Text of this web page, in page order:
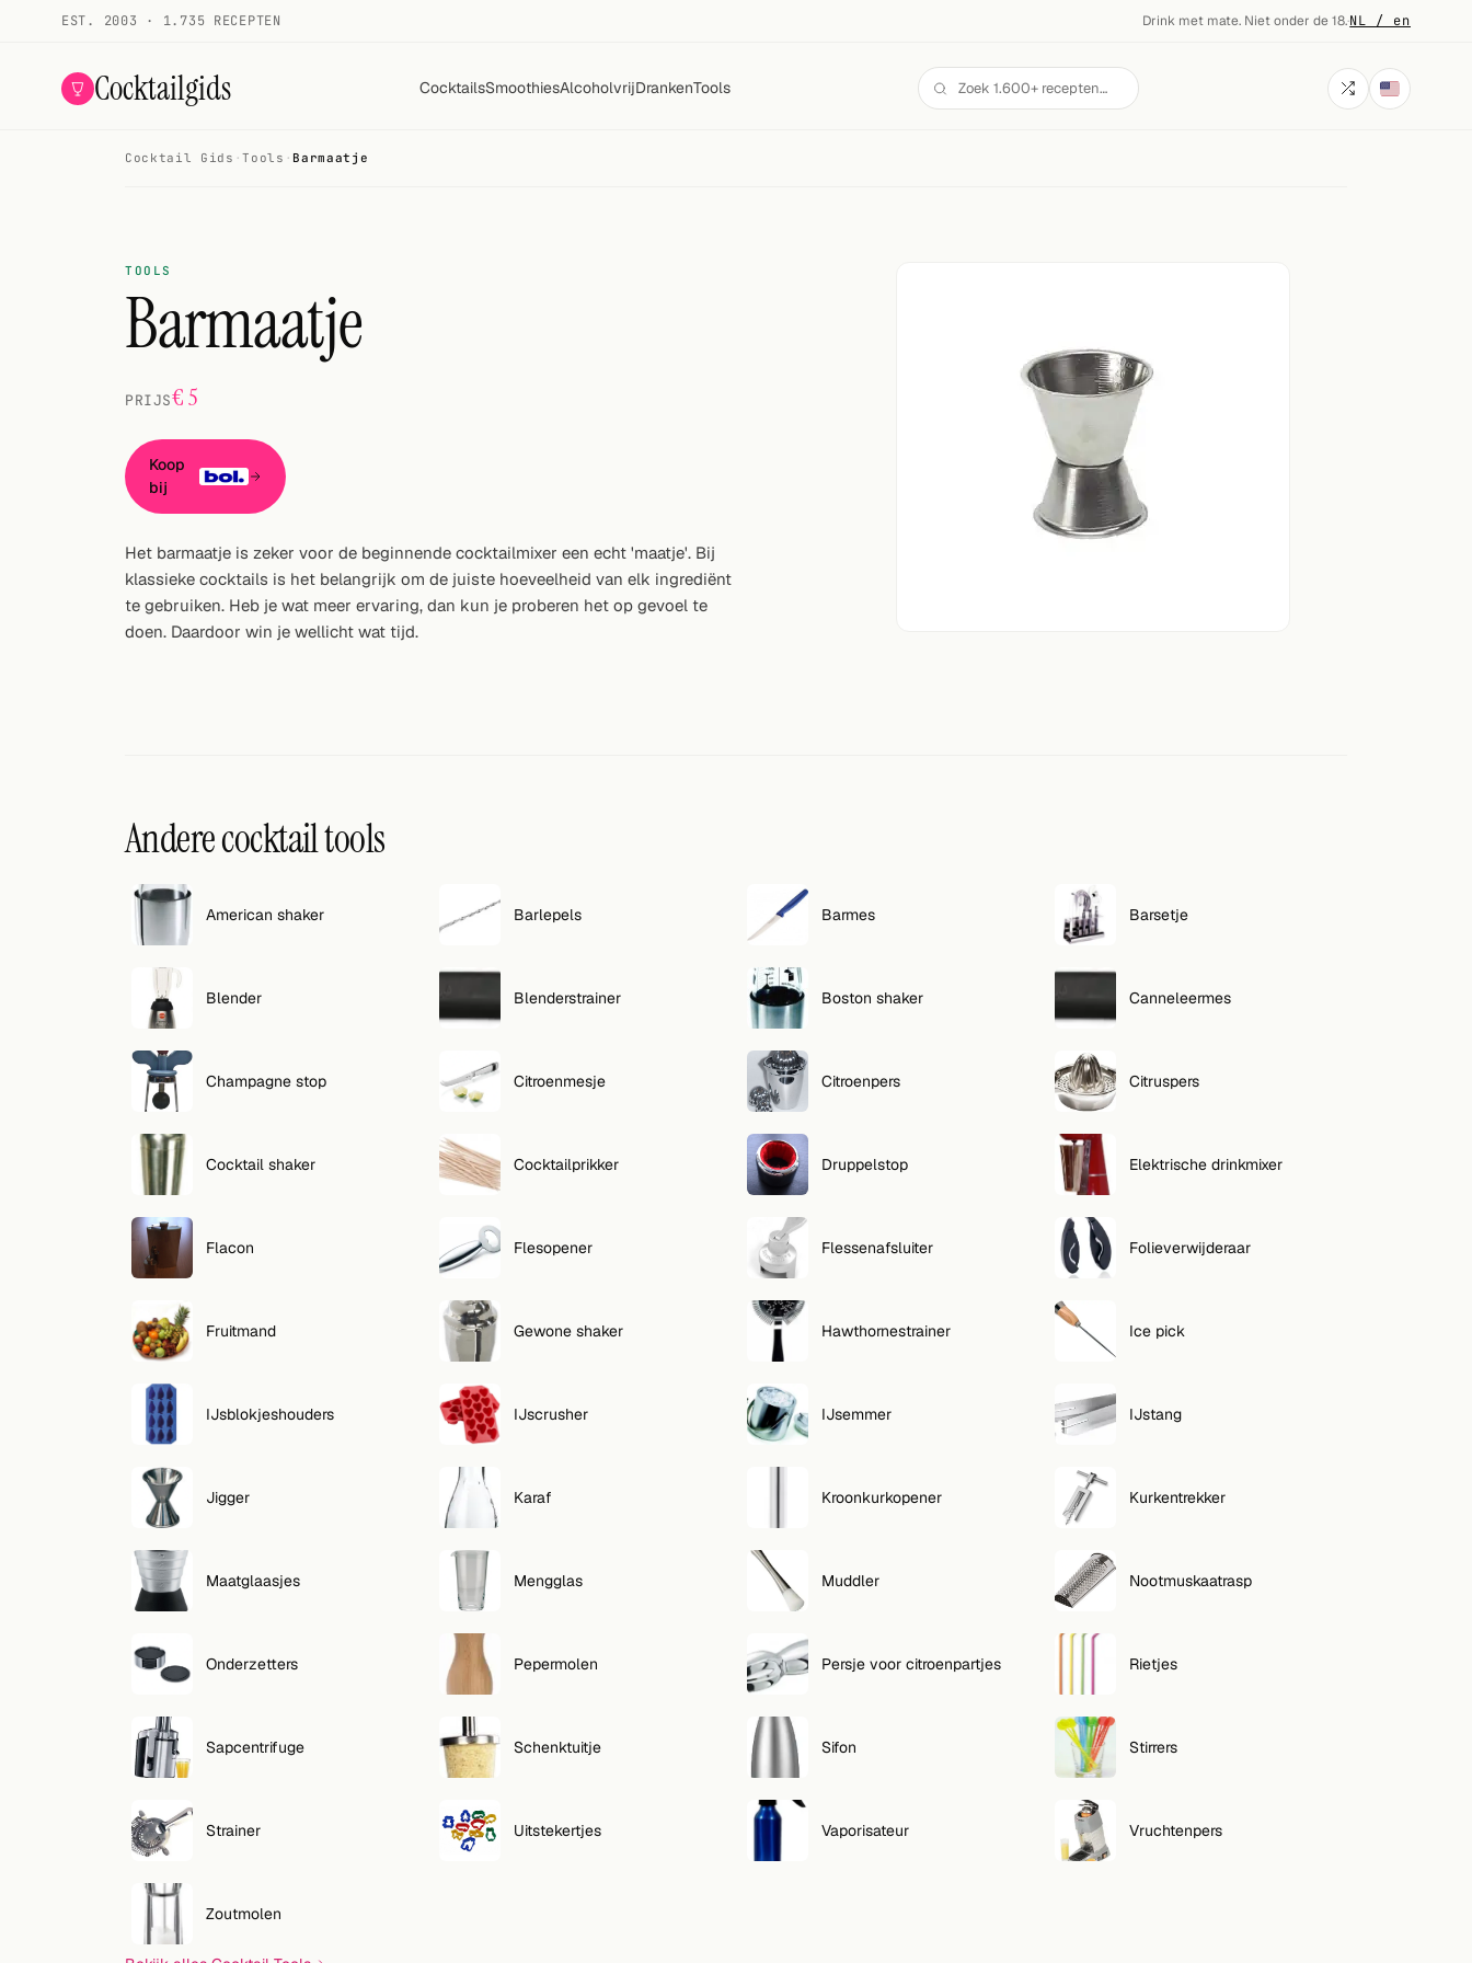
EST. 2003 · 1.735 RECEPTEN Drink met mate. Niet onder de 18.·NL / en
Cocktailgids CocktailsSmoothiesAlcoholvrijDrankenTools
Willekeurig drankje
Voeg hier uw eigen cocktail of smoothie toe.
Cocktail Gids ·Tools · Barmaatje
TOOLS
Barmaatje
PRIJS€ 5
Koop
bij
Het barmaatje is zeker voor de beginnende cocktailmixer een echt 'maatje'. Bij
klassieke cocktails is het belangrijk om de juiste hoeveelheid van elk ingrediënt
te gebruiken. Heb je wat meer ervaring, dan kun je proberen het op gevoel te
doen. Daardoor win je wellicht wat tijd.
Andere cocktail tools
American shaker Barlepels Barmes Barsetje
Blender Blenderstrainer Boston shaker Canneleermes
Champagne stop Citroenmesje Citroenpers Citruspers
Cocktail shaker Cocktailprikker Druppelstop Elektrische drinkmixer
Flacon Flesopener Flessenafsluiter Folieverwijderaar
Fruitmand Gewone shaker Hawthornestrainer Ice pick
IJsblokjeshouders IJscrusher IJsemmer IJstang
Jigger Karaf Kroonkurkopener Kurkentrekker
Maatglaasjes Mengglas Muddler Nootmuskaatrasp
Onderzetters Pepermolen Persje voor citroenpartjes Rietjes
Sapcentrifuge Schenktuitje Sifon Stirrers
Strainer Uitstekertjes Vaporisateur Vruchtenpers
Zoutmolen